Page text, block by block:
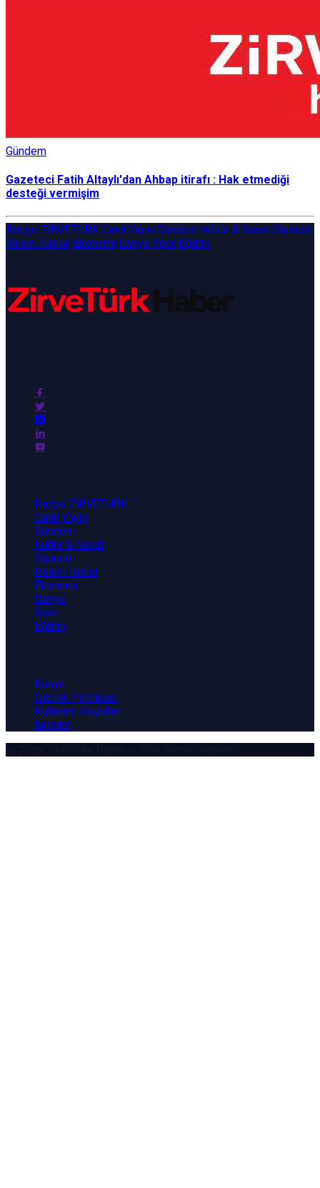
Gündem
Gazeteci Fatih Altaylı'dan Ahbap itirafı : Hak etmediği
desteği vermişim
Radyo ZİRVETÜRK Canlı Yayın Gündem Kültür & Sanat Siyaset
Resmi İlanlar Ekonomi Dünya Spor Eğitim
Radyo ZİRVETÜRK
Canlı Yayın
Gündem
Kültür & Sanat
Siyaset
Resmi İlanlar
Ekonomi
Dünya
Spor
Eğitim
Künye
Gizlilik Politikası
Kullanım Koşulları
İletişim